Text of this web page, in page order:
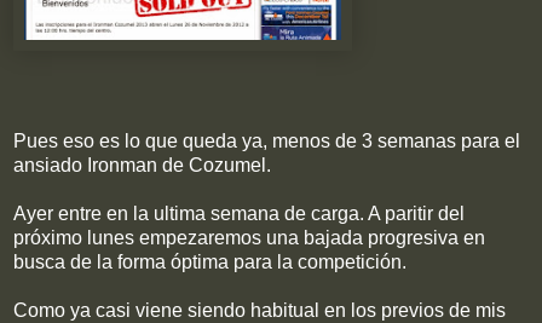
Pues eso es lo que queda ya, menos de 3 semanas para el
ansiado Ironman de Cozumel.
Ayer entre en la ultima semana de carga. A paritir del
próximo lunes empezaremos una bajada progresiva en
busca de la forma óptima para la competición.
Como ya casi viene siendo habitual en los previos de mis